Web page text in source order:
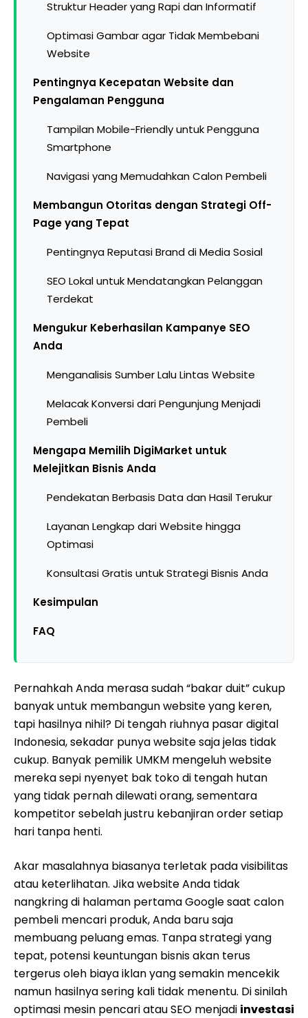
Struktur Header yang Rapi dan Informatif
Optimasi Gambar agar Tidak Membebani
Website
Pentingnya Kecepatan Website dan
Pengalaman Pengguna
Tampilan Mobile-Friendly untuk Pengguna
Smartphone
Navigasi yang Memudahkan Calon Pembeli
Membangun Otoritas dengan Strategi Off-
Page yang Tepat
Pentingnya Reputasi Brand di Media Sosial
SEO Lokal untuk Mendatangkan Pelanggan
Terdekat
Mengukur Keberhasilan Kampanye SEO
Anda
Menganalisis Sumber Lalu Lintas Website
Melacak Konversi dari Pengunjung Menjadi
Pembeli
Mengapa Memilih DigiMarket untuk
Melejitkan Bisnis Anda
Pendekatan Berbasis Data dan Hasil Terukur
Layanan Lengkap dari Website hingga
Optimasi
Konsultasi Gratis untuk Strategi Bisnis Anda
Kesimpulan
FAQ
Pernahkah Anda merasa sudah “bakar duit” cukup
banyak untuk membangun website yang keren,
tapi hasilnya nihil? Di tengah riuhnya pasar digital
Indonesia, sekadar punya website saja jelas tidak
cukup. Banyak pemilik UMKM mengeluh website
mereka sepi nyenyet bak toko di tengah hutan
yang tidak pernah dilewati orang, sementara
kompetitor sebelah justru kebanjiran order setiap
hari tanpa henti.
Akar masalahnya biasanya terletak pada visibilitas
atau keterlihatan. Jika website Anda tidak
nangkring di halaman pertama Google saat calon
pembeli mencari produk, Anda baru saja
membuang peluang emas. Tanpa strategi yang
tepat, potensi keuntungan bisnis akan terus
tergerus oleh biaya iklan yang semakin mencekik
namun hasilnya sering kali tidak menentu. Di sinilah
optimasi mesin pencari atau SEO menjadi investasi